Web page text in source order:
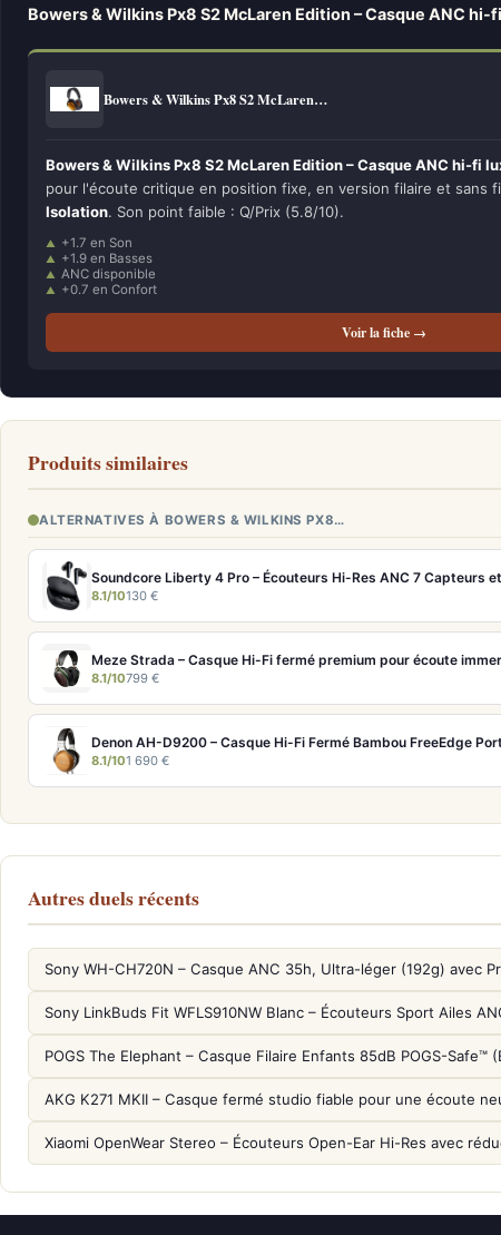
Bowers & Wilkins Px8 S2 McLaren Edition – Casque ANC
Bowers & Wilkins Px8 S2 McLaren…
Bowers & Wilkins Px8 S2 McLaren Edition – Casque ANC hi-fi
pour l'écoute critique en position fixe, en version filaire et sans
Isolation. Son point faible : Q/Prix (5.8/10).
+1.7 en Son
+1.9 en Basses
ANC disponible
+0.7 en Confort
Voir la fiche →
Produits similaires
ALTERNATIVES À BOWERS & WILKINS PX8…
Soundcore Liberty 4 Pro – Écouteurs Hi-Res ANC 7 Capteurs
8.1/10130 €
Meze Strada – Casque Hi-Fi fermé premium pour écoute
8.1/10799 €
Denon AH-D9200 – Casque Hi-Fi Fermé Bambou FreeEdge
8.1/101 690 €
Autres duels récents
Sony WH-CH720N – Casque ANC 35h, Ultra-léger (192g) avec
Sony LinkBuds Fit WFLS910NW Blanc – Écouteurs Sport Ailes
POGS The Elephant – Casque Filaire Enfants 85dB POGS-Safe™
AKG K271 MKII – Casque fermé studio fiable pour une écoute
Xiaomi OpenWear Stereo – Écouteurs Open-Ear Hi-Res avec